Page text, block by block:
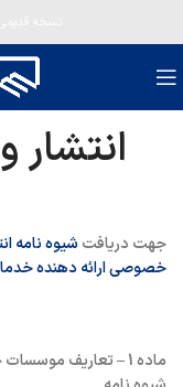
انتشار
جهت دریافت شیوه نامه
خصوصی ارائه دهنده
ماده 1 – تعاریف